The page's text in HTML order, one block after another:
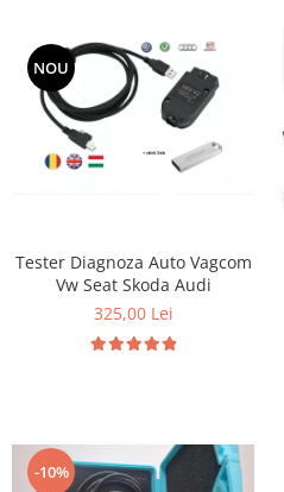
NOU
Tester Diagnoza Auto Vagcom
Vw Seat Skoda Audi
325,00 Lei
-10%